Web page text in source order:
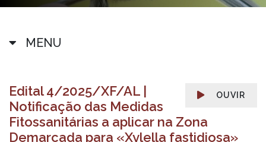
MENU
OUVIR
Edital 4/2025/XF/AL |
Notificação das Medidas
Fitossanitárias a aplicar na Zona
Demarcada para «Xylella fastidiosa»